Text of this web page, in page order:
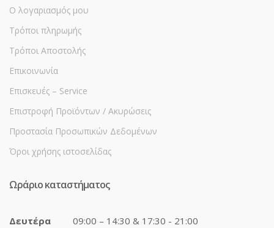
Ο λογαριασμός μου
Τρόποι πληρωμής
Τρόποι Αποστολής
Επικοινωνία
Επισκευές – Service
Επιστροφή Προϊόντων / Ακυρώσεις
Προστασία Προσωπικών Δεδομένων
Όροι χρήσης ιστοσελίδας
Ωράριο καταστήματος
Δευτέρα
09:00 – 14:30 & 17:30 - 21:00